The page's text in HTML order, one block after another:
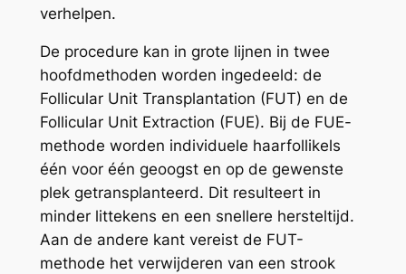
verhelpen.
De procedure kan in grote lijnen in twee
hoofdmethoden worden ingedeeld: de
Follicular Unit Transplantation (FUT) en de
Follicular Unit Extraction (FUE). Bij de FUE-
methode worden individuele haarfollikels
één voor één geoogst en op de gewenste
plek getransplanteerd. Dit resulteert in
minder littekens en een snellere hersteltijd.
Aan de andere kant vereist de FUT-
methode het verwijderen van een strook